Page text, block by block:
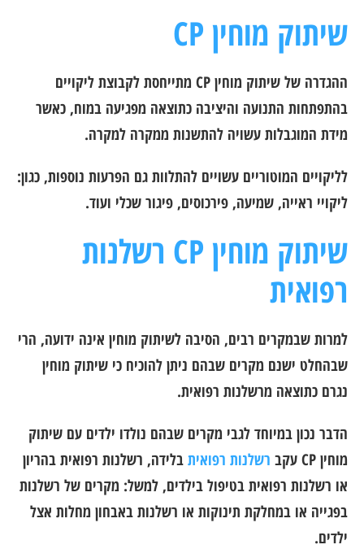
שיתוק מוחין CP
ההגדרה של שיתוק מוחין CP מתייחסת לקבוצת ליקויים
בהתפתחות התנועה והיציבה כתוצאה מפגיעה במוח, כאשר
מידת המוגבלות עשויה להתשנות ממקרה למקרה.
לליקויים המוטוריים עשויים להתלוות גם הפרעות נוספות, כגון:
ליקויי ראייה, שמיעה, פירכוסים, פיגור שכלי ועוד.
שיתוק מוחין CP רשלנות
רפואית
למרות שבמקרים רבים, הסיבה לשיתוק מוחין אינה ידועה, הרי
שבהחלט ישנם מקרים שבהם ניתן להוכיח כי שיתוק מוחין
נגרם כתוצאה מרשלנות רפואית.
הדבר נכון במיוחד לגבי מקרים שבהם נולדו ילדים עם שיתוק
מוחין CP עקב
רשלנות רפואיתבלידה, רשלנות רפואית בהריון
או רשלנות רפואית בטיפול בילדים, למשל: מקרים של רשלנות
בפגייה או במחלקת תינוקות או רשלנות באבחון מחלות אצל
ילדים.